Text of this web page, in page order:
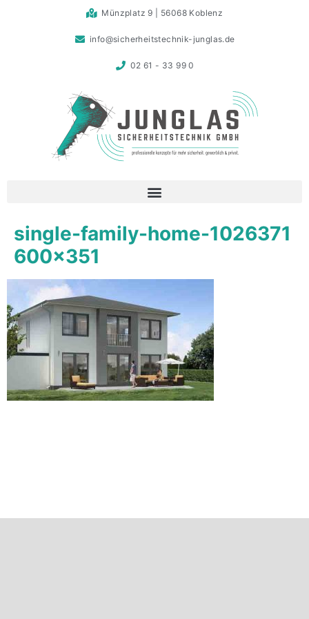
Münzplatz 9 | 56068 Koblenz
info@sicherheitstechnik-junglas.de
02 61 - 33 99 0
single-family-home-1026371
600×351